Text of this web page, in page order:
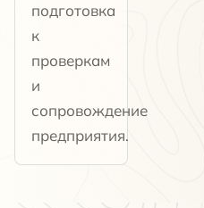
подготовка
к
проверкам
и
сопровождение
предприятия.